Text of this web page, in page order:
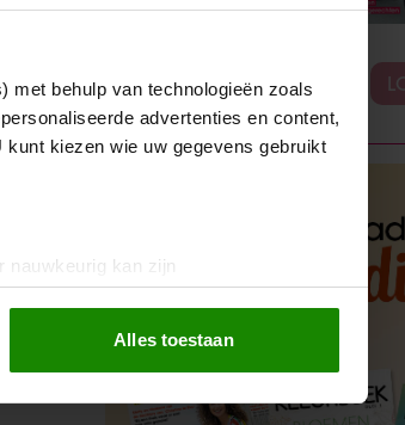
met behulp van technologieën zoals
advertenties en content,
kiezen wie uw gegevens gebruikt
nauwkeurig kan zijn
(fingerprinting)
social media te bieden en om ons
Alles toestaan
ABONNEREN